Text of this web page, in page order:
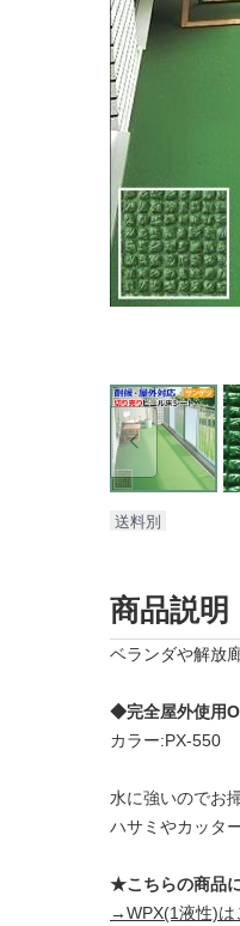
送料別
商品説明
ベランダや解放
◆完全屋外使用
カラー:PX-550
水に強いのでお
ハサミやカッタ
★こちらの商品
→WPX(1液性)は